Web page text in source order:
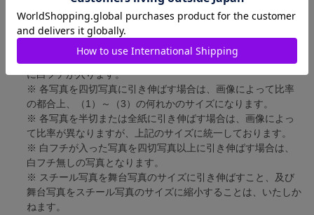
全紙写真
短辺 402mm × 長辺 559mm
写真のサイズにつきまして、下記の件も併せてご了承ください。
※ 宝塚大劇場および新人公演の舞台写真につきましては、4辺
に白フチが入ります。
※ 各写真を四切写真に引き伸ばす場合は、画像によって比率
の都合上、（1）～（3）の何れかのサイズになります。
※ 各写真を半切または全紙に引き伸ばす場合は、画像によっ
て比率が異なりますが、上記のサイズに統一しております。
※ 白フチが入った写真を四切写真以上に引き伸ばす場合は、
白フチ無しの写真となります。
※ スチール写真を舞台写真のサイズに引き伸ばすこと、及び
舞台写真をスチール写真のサイズに縮小することは、いたしか
ねます。